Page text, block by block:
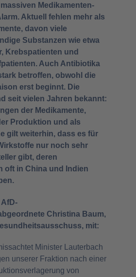
Medikamenten-
Aktuell fehlen mehr als
davon viele
Substanzen wie etwa
Krebspatienten und
Auch Antibiotika
betroffen, obwohl die
erst beginnt. Die
seit vielen Jahren bekannt:
der Medikamente,
Produktion und als
gilt weiterhin, dass es für
nur noch sehr
gibt, deren
oft in China und Indien
AfD-
Christina Baum,
mit:
Minister Lauterbach
unserer Fraktion nach einer
von